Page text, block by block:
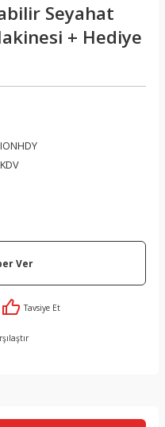
Seyahat
+ Hediye
Ver
Tavsiye Et